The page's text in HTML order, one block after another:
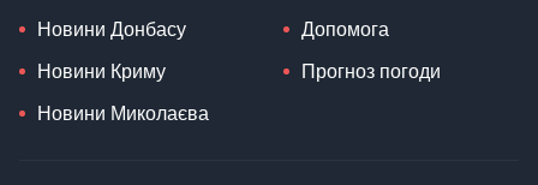
Новини Донбасу
Новини Криму
Новини Миколаєва
Допомога
Прогноз погоди